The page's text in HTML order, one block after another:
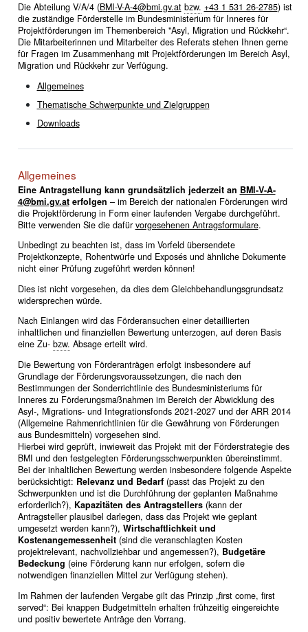
Die Abteilung V/A/4 (BMI-V-A-4@bmi.gv.at bzw. +43 1 531 26-2785) ist
die zuständige Förderstelle im Bundesministerium für Inneres für
Projektförderungen im Themenbereich "Asyl, Migration und Rückkehr“.
Die Mitarbeiterinnen und Mitarbeiter des Referats stehen Ihnen gerne
für Fragen im Zusammenhang mit Projektförderungen im Bereich Asyl,
Migration und Rückkehr zur Verfügung.
Allgemeines
Thematische Schwerpunkte und Zielgruppen
Downloads
Allgemeines
Eine Antragstellung kann grundsätzlich jederzeit an BMI-V-A-
4@bmi.gv.aterfolgen – im Bereich der nationalen Förderungen wird
die Projektförderung in Form einer laufenden Vergabe durchgeführt.
Bitte verwenden Sie die dafür vorgesehenen Antragsformulare.
Unbedingt zu beachten ist, dass im Vorfeld übersendete
Projektkonzepte, Rohentwürfe und Exposés und ähnliche Dokumente
nicht einer Prüfung zugeführt werden können!
Dies ist nicht vorgesehen, da dies dem Gleichbehandlungsgrundsatz
widersprechen würde.
Nach Einlangen wird das Förderansuchen einer detaillierten
inhaltlichen und finanziellen Bewertung unterzogen, auf deren Basis
eine Zu- bzw. Absage erteilt wird.
Die Bewertung von Förderanträgen erfolgt insbesondere auf
Grundlage der Förderungsvoraussetzungen, die nach den
Bestimmungen der Sonderrichtlinie des Bundesministeriums für
Inneres zu Förderungsmaßnahmen im Bereich der Abwicklung des
Asyl-, Migrations- und Integrationsfonds 2021-2027 und der ARR 2014
(Allgemeine Rahmenrichtlinien für die Gewährung von Förderungen
aus Bundesmitteln) vorgesehen sind.
Hierbei wird geprüft, inwieweit das Projekt mit der Förderstrategie des
BMI und den festgelegten Förderungsschwerpunkten übereinstimmt.
Bei der inhaltlichen Bewertung werden insbesondere folgende Aspekte
berücksichtigt: Relevanz und Bedarf(passt das Projekt zu den
Schwerpunkten und ist die Durchführung der geplanten Maßnahme
erforderlich?), Kapazitäten des Antragstellers(kann der
Antragsteller plausibel darlegen, dass das Projekt wie geplant
umgesetzt werden kann?), Wirtschaftlichkeit und
Kostenangemessenheit(sind die veranschlagten Kosten
projektrelevant, nachvollziehbar und angemessen?), Budgetäre
Bedeckung (eine Förderung kann nur erfolgen, sofern die
notwendigen finanziellen Mittel zur Verfügung stehen).
Im Rahmen der laufenden Vergabe gilt das Prinzip „first come, first
served“: Bei knappen Budgetmitteln erhalten frühzeitig eingereichte
und positiv bewertete Anträge den Vorrang.